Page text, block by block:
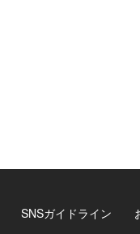
SNSガイドライン